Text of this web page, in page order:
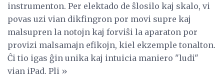
instrumenton. Per elektado de ŝlosilo kaj skalo, vi
povas uzi vian dikfingron por movi supre kaj
malsupren la notojn kaj forviŝi la aparaton por
provizi malsamajn efikojn, kiel ekzemple tonalton.
Ĉi tio igas ĝin unika kaj intuicia maniero "ludi"
vian iPad. Pli »